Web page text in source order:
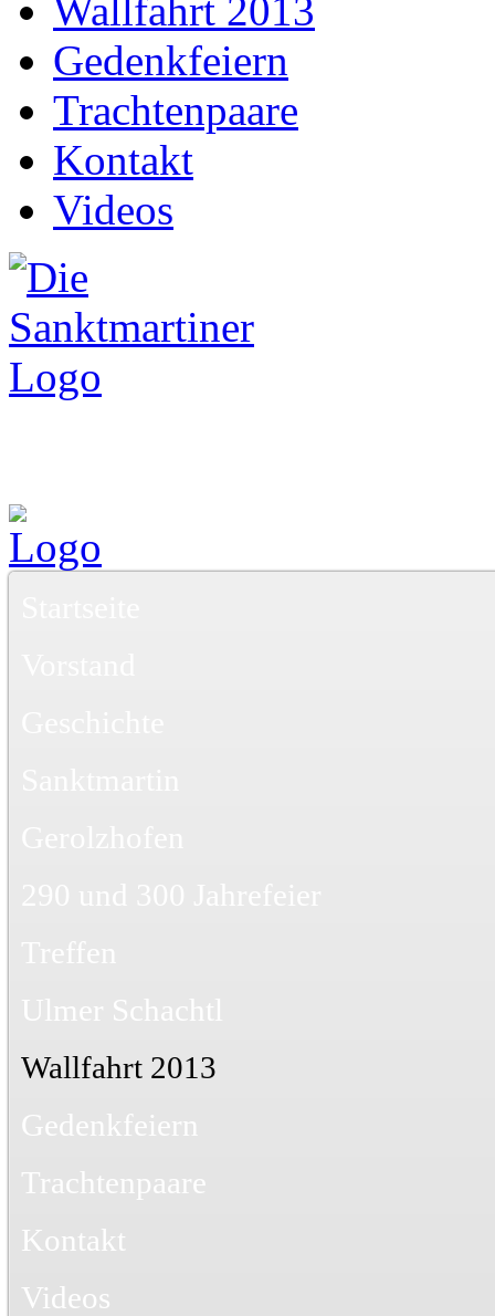
Wallfahrt 2013
Gedenkfeiern
Trachtenpaare
Kontakt
Videos
Wallfahrt 2013
Gedenkfeiern
Trachtenpaare
Kontakt
Videos